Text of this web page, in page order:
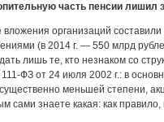
часть пенсии лишил
организаций
(в 2014 г. — 550 млрд
лишь те, кто незнаком со
ФЗ от 24 июля 2002 г.: в
меньшей степени,
сами знаете какая: как